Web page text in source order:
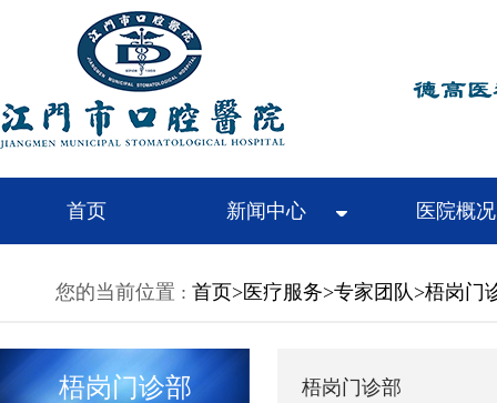
首页 新闻中心 医院概况
您的当前位置 : 首页>医疗服务>专家团队>梧岗门
梧岗门诊部 梧岗门诊部